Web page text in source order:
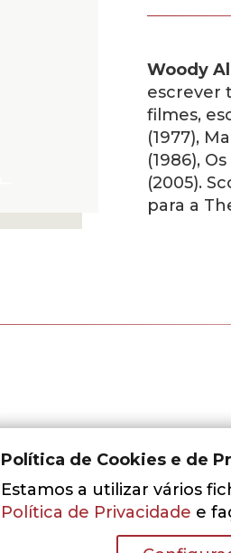
Woody
escrever
filmes,
(1977),
(1986),
(2005).
para a
Política de Cookies e de
Estamos a utilizar vários
Política de Privacidade e